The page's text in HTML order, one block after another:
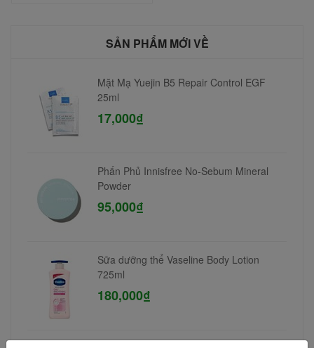
SẢN PHẨM MỚI VỀ
Mặt Mạ Yuejin B5 Repair Control EGF
25ml
17,000₫
Phấn Phủ Innisfree No-Sebum Mineral
Powder
95,000₫
Sữa dưỡng thể Vaseline Body Lotion
725ml
180,000₫